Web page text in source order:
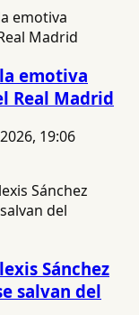
emotiva
Real Madrid
19:06
Sánchez
salvan del